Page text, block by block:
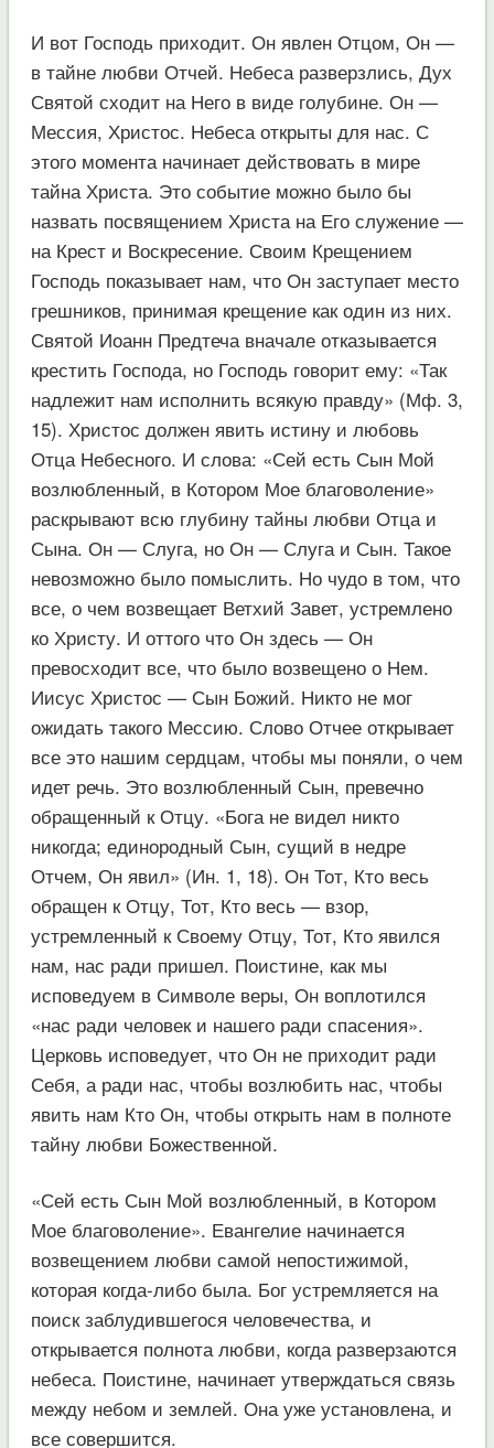
И вот Господь приходит. Он явлен Отцом, Он —
в тайне любви Отчей. Небеса разверзлись, Дух
Святой сходит на Него в виде голубине. Он —
Мессия, Христос. Небеса открыты для нас. С
этого момента начинает действовать в мире
тайна Христа. Это событие можно было бы
назвать посвящением Христа на Его служение —
на Крест и Воскресение. Своим Крещением
Господь показывает нам, что Он заступает место
грешников, принимая крещение как один из них.
Святой Иоанн Предтеча вначале отказывается
крестить Господа, но Господь говорит ему: «Так
надлежит нам исполнить всякую правду» (Мф. 3,
15). Христос должен явить истину и любовь
Отца Небесного. И слова: «Сей есть Сын Мой
возлюбленный, в Котором Мое благоволение»
раскрывают всю глубину тайны любви Отца и
Сына. Он — Слуга, но Он — Слуга и Сын. Такое
невозможно было помыслить. Но чудо в том, что
все, о чем возвещает Ветхий Завет, устремлено
ко Христу. И оттого что Он здесь — Он
превосходит все, что было возвещено о Нем.
Иисус Христос — Сын Божий. Никто не мог
ожидать такого Мессию. Слово Отчее открывает
все это нашим сердцам, чтобы мы поняли, о чем
идет речь. Это возлюбленный Сын, превечно
обращенный к Отцу. «Бога не видел никто
никогда; единородный Сын, сущий в недре
Отчем, Он явил» (Ин. 1, 18). Он Тот, Кто весь
обращен к Отцу, Тот, Кто весь — взор,
устремленный к Своему Отцу, Тот, Кто явился
нам, нас ради пришел. Поистине, как мы
исповедуем в Символе веры, Он воплотился
«нас ради человек и нашего ради спасения».
Церковь исповедует, что Он не приходит ради
Себя, а ради нас, чтобы возлюбить нас, чтобы
явить нам Кто Он, чтобы открыть нам в полноте
тайну любви Божественной.
«Сей есть Сын Мой возлюбленный, в Котором
Мое благоволение». Евангелие начинается
возвещением любви самой непостижимой,
которая когда-либо была. Бог устремляется на
поиск заблудившегося человечества, и
открывается полнота любви, когда разверзаются
небеса. Поистине, начинает утверждаться связь
между небом и землей. Она уже установлена, и
все совершится.